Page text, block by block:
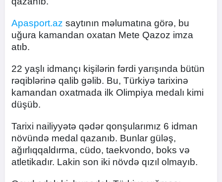
Apasport.az saytının məlumatına görə, bu
uğura kamandan oxatan Mete Qazoz imza
atıb.
22 yaşlı idmançı kişilərin fərdi yarışında bütün
rəqiblərinə qalib gəlib. Bu, Türkiyə tarixinə
kamandan oxatmada ilk Olimpiya medalı kimi
düşüb.
Tarixi nailiyyətə qədər qonşularımız 6 idman
növündə medal qazanıb. Bunlar güləş,
ağırlıqqaldırma, cüdo, taekvondo, boks və
atletikadır. Lakin son iki növdə qızıl olmayıb.